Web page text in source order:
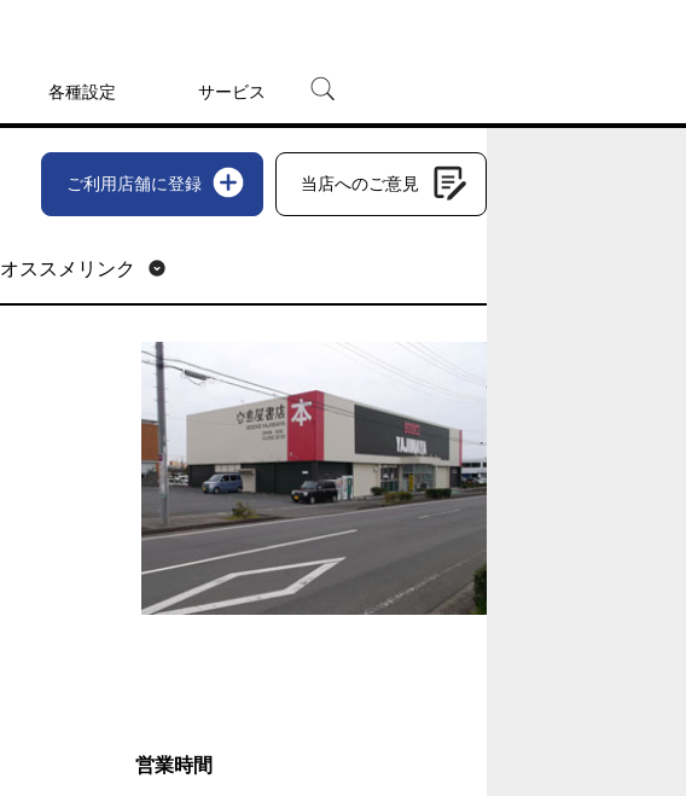
各種設定 サービス
宅配レンタル
オンラインゲーム
ご利用店舗に登録 当店へのご意見
オススメリンク
営業時間